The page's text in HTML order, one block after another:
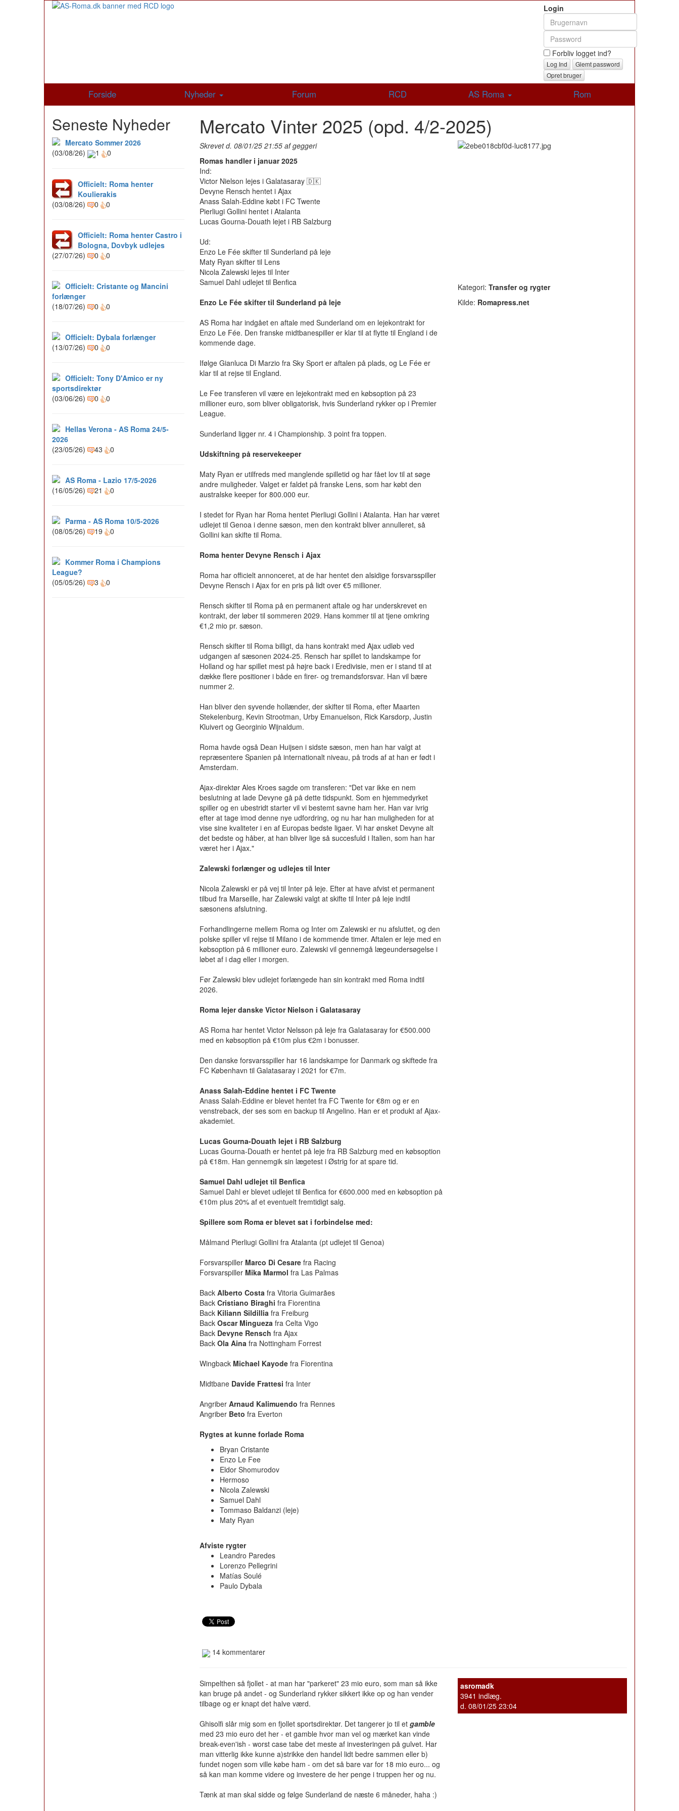
Login
Forbliv logget ind?
Glemt password
Opret bruger
Forside Nyheder Forum RCD AS Roma Rom
Mercato Vinter 2025 (opd. 4/2-2025)
Kategori: Transfer og rygter
Kilde: Romapress.net
Skrevet d. 08/01/25 21:55 af geggeri
Romas handler i januar 2025
Ind:
Victor Nielson lejes i Galatasaray 🇩🇰
Devyne Rensch hentet i Ajax
Anass Salah-Eddine købt i FC Twente
Pierliugi Gollini hentet i Atalanta
Lucas Gourna-Douath lejet i RB Salzburg
Ud:
Enzo Le Fée skifter til Sunderland på leje
Maty Ryan skifter til Lens
Nicola Zalewski lejes til Inter
Samuel Dahl udlejet til Benfica
Enzo Le Fée skifter til Sunderland på leje
AS Roma har indgået en aftale med Sunderland om en lejekontrakt for
Enzo Le Fée. Den franske midtbanespiller er klar til at flytte til England i de
kommende dage.
Ifølge Gianluca Di Marzio fra Sky Sport er aftalen på plads, og Le Fée er
klar til at rejse til England.
Le Fee transferen vil være en lejekontrakt med en købsoption på 23
millioner euro, som bliver obligatorisk, hvis Sunderland rykker op i Premier
League.
Sunderland ligger nr. 4 i Championship. 3 point fra toppen.
Udskiftning på reservekeeper
Maty Ryan er utilfreds med manglende spilletid og har fået lov til at søge
andre muligheder. Valget er faldet på franske Lens, som har købt den
australske keeper for 800.000 eur.
I stedet for Ryan har Roma hentet Pierliugi Gollini i Atalanta. Han har været
udlejet til Genoa i denne sæson, men den kontrakt bliver annulleret, så
Gollini kan skifte til Roma.
Roma henter Devyne Rensch i Ajax
Roma har officielt annonceret, at de har hentet den alsidige forsvarsspiller
Devyne Rensch i Ajax for en pris på lidt over €5 millioner.
Rensch skifter til Roma på en permanent aftale og har underskrevet en
kontrakt, der løber til sommeren 2029. Hans kommer til at tjene omkring
€1,2 mio pr. sæson.
Rensch skifter til Roma billigt, da hans kontrakt med Ajax udløb ved
udgangen af sæsonen 2024-25. Rensch har spillet to landskampe for
Holland og har spillet mest på højre back i Eredivisie, men er i stand til at
dække flere positioner i både en firer- og tremandsforsvar. Han vil bære
nummer 2.
Han bliver den syvende hollænder, der skifter til Roma, efter Maarten
Stekelenburg, Kevin Strootman, Urby Emanuelson, Rick Karsdorp, Justin
Kluivert og Georginio Wijnaldum.
Roma havde også Dean Huijsen i sidste sæson, men han har valgt at
repræsentere Spanien på internationalt niveau, på trods af at han er født i
Amsterdam.
Ajax-direktør Ales Kroes sagde om transferen: "Det var ikke en nem
beslutning at lade Devyne gå på dette tidspunkt. Som en hjemmedyrket
spiller og en ubestridt starter vil vi bestemt savne ham her. Han var ivrig
efter at tage imod denne nye udfordring, og nu har han muligheden for at
vise sine kvaliteter i en af ​​Europas bedste ligaer. Vi har ønsket Devyne alt
det bedste og håber, at han bliver lige så succesfuld i Italien, som han har
været her i Ajax."
Zalewski forlænger og udlejes til Inter
Nicola Zalewski er på vej til Inter på leje. Efter at have afvist et permanent
tilbud fra Marseille, har Zalewski valgt at skifte til Inter på leje indtil
sæsonens afslutning.
Forhandlingerne mellem Roma og Inter om Zalewski er nu afsluttet, og den
polske spiller vil rejse til Milano i de kommende timer. Aftalen er leje med en
købsoption på 6 millioner euro. Zalewski vil gennemgå lægeundersøgelse i
løbet af i dag eller i morgen.
Før Zalewski blev udlejet forlængede han sin kontrakt med Roma indtil
2026.
Roma lejer danske Victor Nielson i Galatasaray
AS Roma har hentet Victor Nelsson på leje fra Galatasaray for €500.000
med en købsoption på €10m plus €2m i bonusser.
Den danske forsvarsspiller har 16 landskampe for Danmark og skiftede fra
FC København til Galatasaray i 2021 for €7m.
Anass Salah-Eddine hentet i FC Twente
Anass Salah-Eddine er blevet hentet fra FC Twente for €8m og er en
venstreback, der ses som en backup til Angelino. Han er et produkt af Ajax-
akademiet.
Lucas Gourna-Douath lejet i RB Salzburg
Lucas Gourna-Douath er hentet på leje fra RB Salzburg med en købsoption
på €18m. Han gennemgik sin lægetest i Østrig for at spare tid.
Samuel Dahl udlejet til Benfica
Samuel Dahl er blevet udlejet til Benfica for €600.000 med en købsoption på
€10m plus 20% af et eventuelt fremtidigt salg.
Spillere som Roma er blevet sat i forbindelse med:
Målmand Pierliugi Gollini fra Atalanta (pt udlejet til Genoa)
Forsvarspiller Marco Di Cesare fra Racing
Forsvarspiller Mika Marmol fra Las Palmas
Back Alberto Costa fra Vitoria Guimarães
Back Cristiano Biraghi fra Fiorentina
Back Kiliann Sildillia fra Freiburg
Back Oscar Mingueza fra Celta Vigo
Back Devyne Rensch fra Ajax
Back Ola Aina fra Nottingham Forrest
Wingback Michael Kayode fra Fiorentina
Midtbane Davide Frattesi fra Inter
Angriber Arnaud Kalimuendo fra Rennes
Angriber Beto fra Everton
Rygtes at kunne forlade Roma
Bryan Cristante
Enzo Le Fee
Eldor Shomurodov
Hermoso
Nicola Zalewski
Samuel Dahl
Tommaso Baldanzi (leje)
Maty Ryan
Afviste rygter
Leandro Paredes
Lorenzo Pellegrini
Matías Soulé
Paulo Dybala
14 kommentarer
asromadk
3941 indlæg.
d. 08/01/25 23:04
Simpelthen så fjollet - at man har "parkeret" 23 mio euro, som man så ikke
kan bruge på andet - og Sunderland rykker sikkert ikke op og han vender
tilbage og er knapt det halve værd.
Ghisolfi slår mig som en fjollet sportsdirektør. Det tangerer jo til et gamble
med 23 mio euro det her - et gamble hvor man vel og mærket kan vinde
break-even'ish - worst case tabe det meste af investeringen på gulvet. Har
man vitterlig ikke kunne a)strikke den handel lidt bedre sammen eller b)
fundet nogen som ville købe ham - om det så bare var for 18 mio euro... og
så kan man komme videre og investere de her penge i truppen her og nu.
Tænk at man skal sidde og følge Sunderland de næste 6 måneder, haha :)
Seneste Nyheder
Mercato Sommer 2026
(03/08/26)
1 0
Officielt: Roma henter
Koulierakis
(03/08/26)
0 0
Officielt: Roma henter Castro i
Bologna, Dovbyk udlejes
(27/07/26)
0 0
Officielt: Cristante og Mancini
forlænger
(18/07/26)
0 0
Officielt: Dybala forlænger
(13/07/26)
0 0
Officielt: Tony D'Amico er ny
sportsdirektør
(03/06/26)
0 0
Hellas Verona - AS Roma 24/5-
2026
(23/05/26)
43 0
AS Roma - Lazio 17/5-2026
(16/05/26)
21 0
Parma - AS Roma 10/5-2026
(08/05/26)
19 0
Kommer Roma i Champions
League?
(05/05/26)
3 0